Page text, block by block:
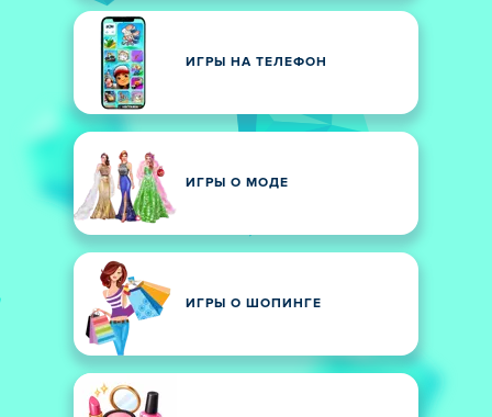
ИГРЫ НА ТЕЛЕФОН
ИГРЫ О МОДЕ
ИГРЫ О ШОПИНГЕ